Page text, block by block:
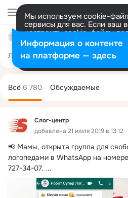
Мы используем cookie-
сервисы для вас. Если ваш
настроить cookie-файлы
представитель. Больше
Разрешить все
Лента Участники 27K Товары
Слог-центр
добавлена 21 июля 2019 в 13:12
📢 Мамы, открыта группа для
логопедами в WhatsApp на
727-34-07. ...
колонка
Всё 6 780 Обсуждаемые
Информация о контенте
на платформе — здесь